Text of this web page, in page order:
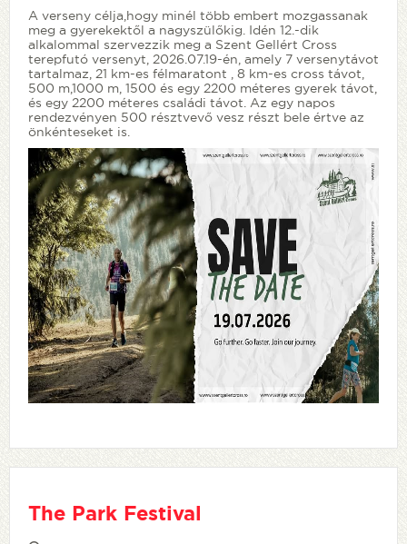
A verseny célja,hogy minél több embert mozgassanak
meg a gyerekektől a nagyszülőkig. Idén 12.-dik
alkalommal szervezzik meg a Szent Gellért Cross
terepfutó versenyt, 2026.07.19-én, amely 7 versenytávot
tartalmaz, 21 km-es félmaratont , 8 km-es cross távot,
500 m,1000 m, 1500 és egy 2200 méteres gyerek távot,
és egy 2200 méteres családi távot. Az egy napos
rendezvényen 500 résztvevő vesz részt bele értve az
önkénteseket is.
The Park Festival